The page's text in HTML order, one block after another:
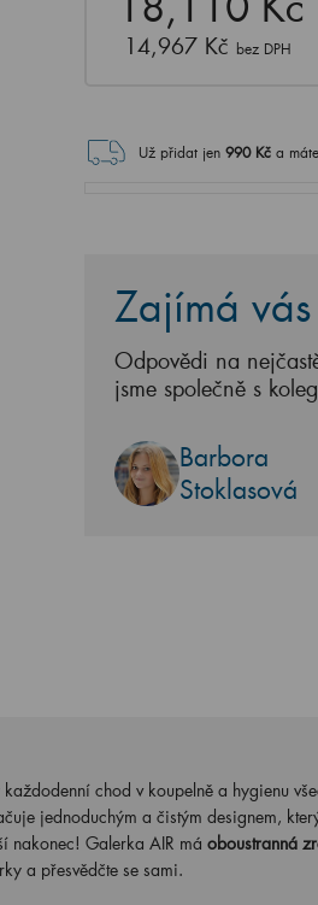
14,967 Kč bez DPH
Už přidat jen 990Kč a máte
Zajímá
Odpovědi na
jsme společně s
Barbora
Stoklasová
chod v koupelně a hygienu
jednoduchým a čistým designem,
nakonec! Galerka AIR má oboustranná
a přesvědčte se sami.